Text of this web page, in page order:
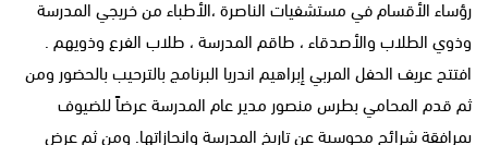
رؤساء الأقسام في مستشفيات الناصرة ،الأطباء من خريجي المدرسة
وذوي الطلاب والأصدقاء ، طاقم المدرسة ، طلاب الفرع وذويهم .
افتتح عريف الحفل المربي إبراهيم اندريا البرنامج بالترحيب بالحضور ومن
ثم قدم المحامي بطرس منصور مدير عام المدرسة عرضاً للضيوف
بمرافقة شرائح محوسبة عن تاريخ المدرسة وانجازاتها. ومن ثم عرض